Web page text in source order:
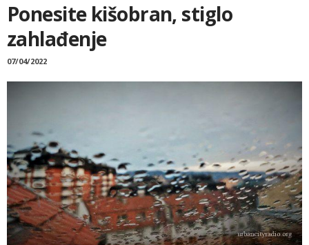
Ponesite kišobran, stiglo
zahlađenje
07/04/2022